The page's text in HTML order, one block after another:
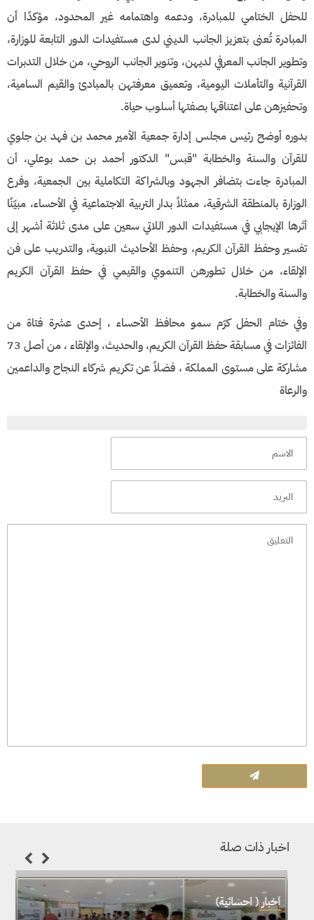
للحفل الختامي للمبادرة، ودعمه واهتمامه غير المحدود، مؤكدًا أن
المبادرة تُعنى بتعزيز الجانب الديني لدى مستفيدات الدور التابعة للوزارة،
وتطوير الجانب المعرفي لديهن، وتنوير الجانب الروحي، من خلال التدبرات
القرآنية والتأملات اليومية، وتعميق معرفتهن بالمبادئ والقيم السامية،
وتحفيزهن على اعتناقها بصفتها أسلوب حياة.
بدوره أوضح رئيس مجلس إدارة جمعية الأمير محمد بن فهد بن جلوي
للقرآن والسنة والخطابة "قبس" الدكتور أحمد بن حمد بوعلي، أن
المبادرة جاءت بتضافر الجهود وبالشراكة التكاملية بين الجمعية، وفرع
الوزارة بالمنطقة الشرقية، ممثلاً بدار التربية الاجتماعية في الأحساء، مبيّنًا
أثرها الإيجابي في مستفيدات الدور اللاتي سعين على مدى ثلاثة أشهر إلى
تفسير وحفظ القرآن الكريم، وحفظ الأحاديث النبوية، والتدريب على فن
الإلقاء، من خلال تطورهن التنموي والقيمي في حفظ القرآن الكريم
والسنة والخطابة.
وفي ختام الحفل كرّم سمو محافظ الأحساء ، إحدى عشرة فتاة من
الفائزات في مسابقة حفظ القرآن الكريم، والحديث، والإلقاء ، من أصل 73
مشاركة على مستوى المملكة ، فضلاً عن تكريم شركاء النجاح والداعمين
والرعاة
اخبار ذات صلة